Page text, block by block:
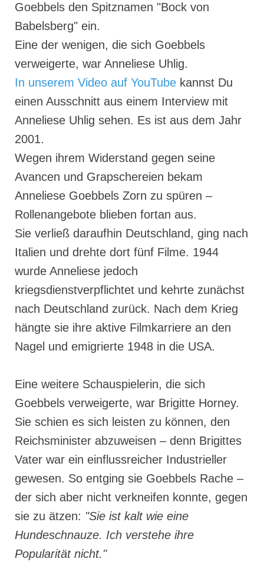
Goebbels den Spitznamen "Bock von
Babelsberg" ein.
Eine der wenigen, die sich Goebbels
verweigerte, war Anneliese Uhlig.
In unserem Video auf YouTube kannst Du
einen Ausschnitt aus einem Interview mit
Anneliese Uhlig sehen. Es ist aus dem Jahr
2001.
Wegen ihrem Widerstand gegen seine
Avancen und Grapschereien bekam
Anneliese Goebbels Zorn zu spüren –
Rollenangebote blieben fortan aus.
Sie verließ daraufhin Deutschland, ging nach
Italien und drehte dort fünf Filme. 1944
wurde Anneliese jedoch
kriegsdienstverpflichtet und kehrte zunächst
nach Deutschland zurück. Nach dem Krieg
hängte sie ihre aktive Filmkarriere an den
Nagel und emigrierte 1948 in die USA.
Eine weitere Schauspielerin, die sich
Goebbels verweigerte, war Brigitte Horney.
Sie schien es sich leisten zu können, den
Reichsminister abzuweisen – denn Brigittes
Vater war ein einflussreicher Industrieller
gewesen. So entging sie Goebbels Rache –
der sich aber nicht verkneifen konnte, gegen
sie zu ätzen: "Sie ist kalt wie eine
Hundeschnauze. Ich verstehe ihre
Popularität nicht."